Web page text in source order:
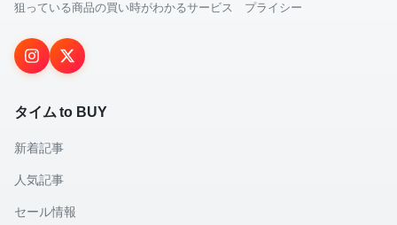
狙っている商品の買い時がわかるサービス プライシー
タイム to BUY
新着記事
人気記事
セール情報